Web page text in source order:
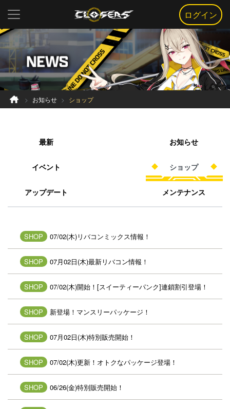
ログイン
お知らせ ショップ
最新 お知らせ
イベント ショップ
アップデート メンテナンス
SHOP 07/02(木)リバコンミックス情報！
SHOP 07月02日(木)最新リバコン情報！
SHOP 07/02(木)開始！[スイーティーパンク]連鎖割引登場！
SHOP 新登場！マンスリーパッケージ！
SHOP 07月02日(木)特別販売開始！
SHOP 07/02(木)更新！オトクなパッケージ登場！
SHOP 06/26(金)特別販売開始！